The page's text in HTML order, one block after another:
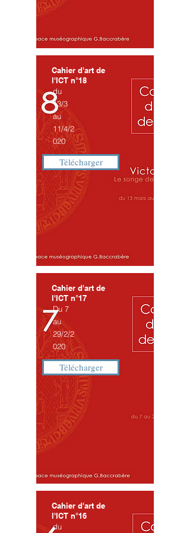
Cahier d'art de
l'ICT n°18
du
13/3
au
11/4/2
020
Télécharger
Cahier d'art de
l'ICT n°17
Du 7
au
29/2/2
020
Télécharger
Cahier d'art de
l'ICT n°16
du